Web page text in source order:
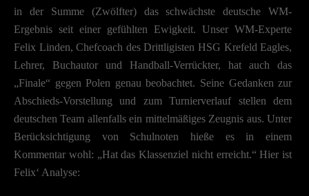
in der Summe (Zwölfter) das schwächste deutsche WM-
Ergebnis seit einer gefühlten Ewigkeit. Unser WM-Experte
Felix Linden, Chefcoach des Drittligisten HSG Krefeld Eagles,
Lehrer, Buchautor und Handball-Verrückter, hat auch das
„Finale“ gegen Polen genau beobachtet. Seine Gedanken zur
Abschieds-Vorstellung und zum Turnierverlauf stellen dem
deutschen Team allenfalls ein mittelmäßiges Zeugnis aus. Unter
Berücksichtigung von Schulnoten hieße es in einem
Kommentar wohl: „Hat das Klassenziel nicht erreicht.“ Hier ist
Felix‘ Analyse: